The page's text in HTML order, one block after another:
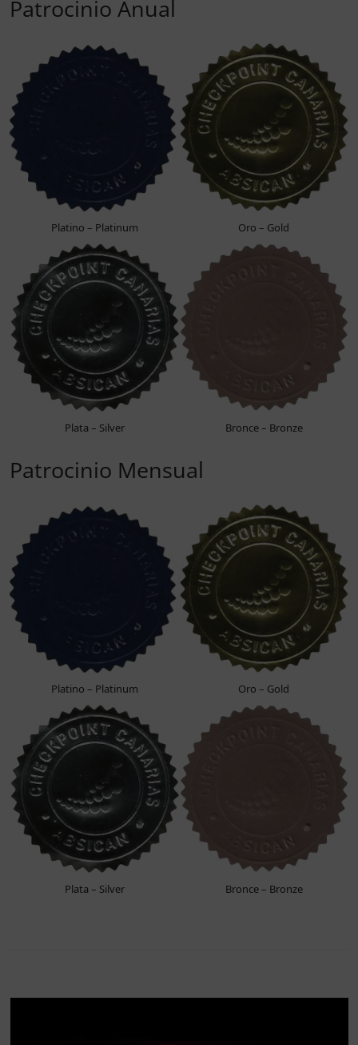
Patrocinio Anual
Platino – Platinum Oro – Gold
Plata – Silver Bronce – Bronze
Patrocinio Mensual
Platino – Platinum Oro – Gold
Plata – Silver Bronce – Bronze